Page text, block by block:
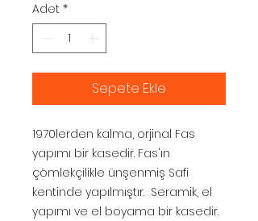
Adet *
Sepete Ekle
1970lerden kalma, orjinal Fas
yapımı bir kasedir. Fas'ın
çömlekçilikle ünşenmiş Safi
kentinde yapılmıştır. Seramik, el
yapımı ve el boyama bir kasedir.